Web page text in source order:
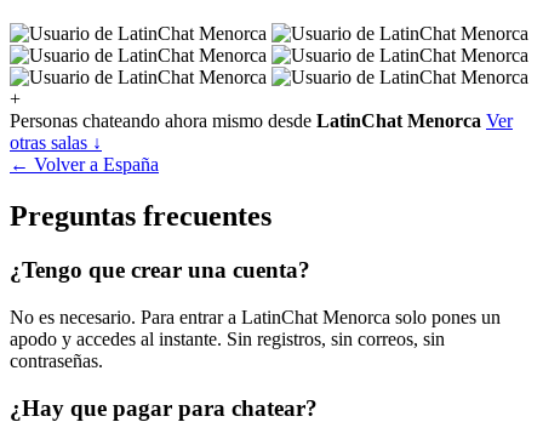
+
Personas chateando ahora mismo desde LatinChat Menorca Ver
otras salas ↓
← Volver a España
Preguntas frecuentes
¿Tengo que crear una cuenta?
No es necesario. Para entrar a LatinChat Menorca solo pones un
apodo y accedes al instante. Sin registros, sin correos, sin
contraseñas.
¿Hay que pagar para chatear?